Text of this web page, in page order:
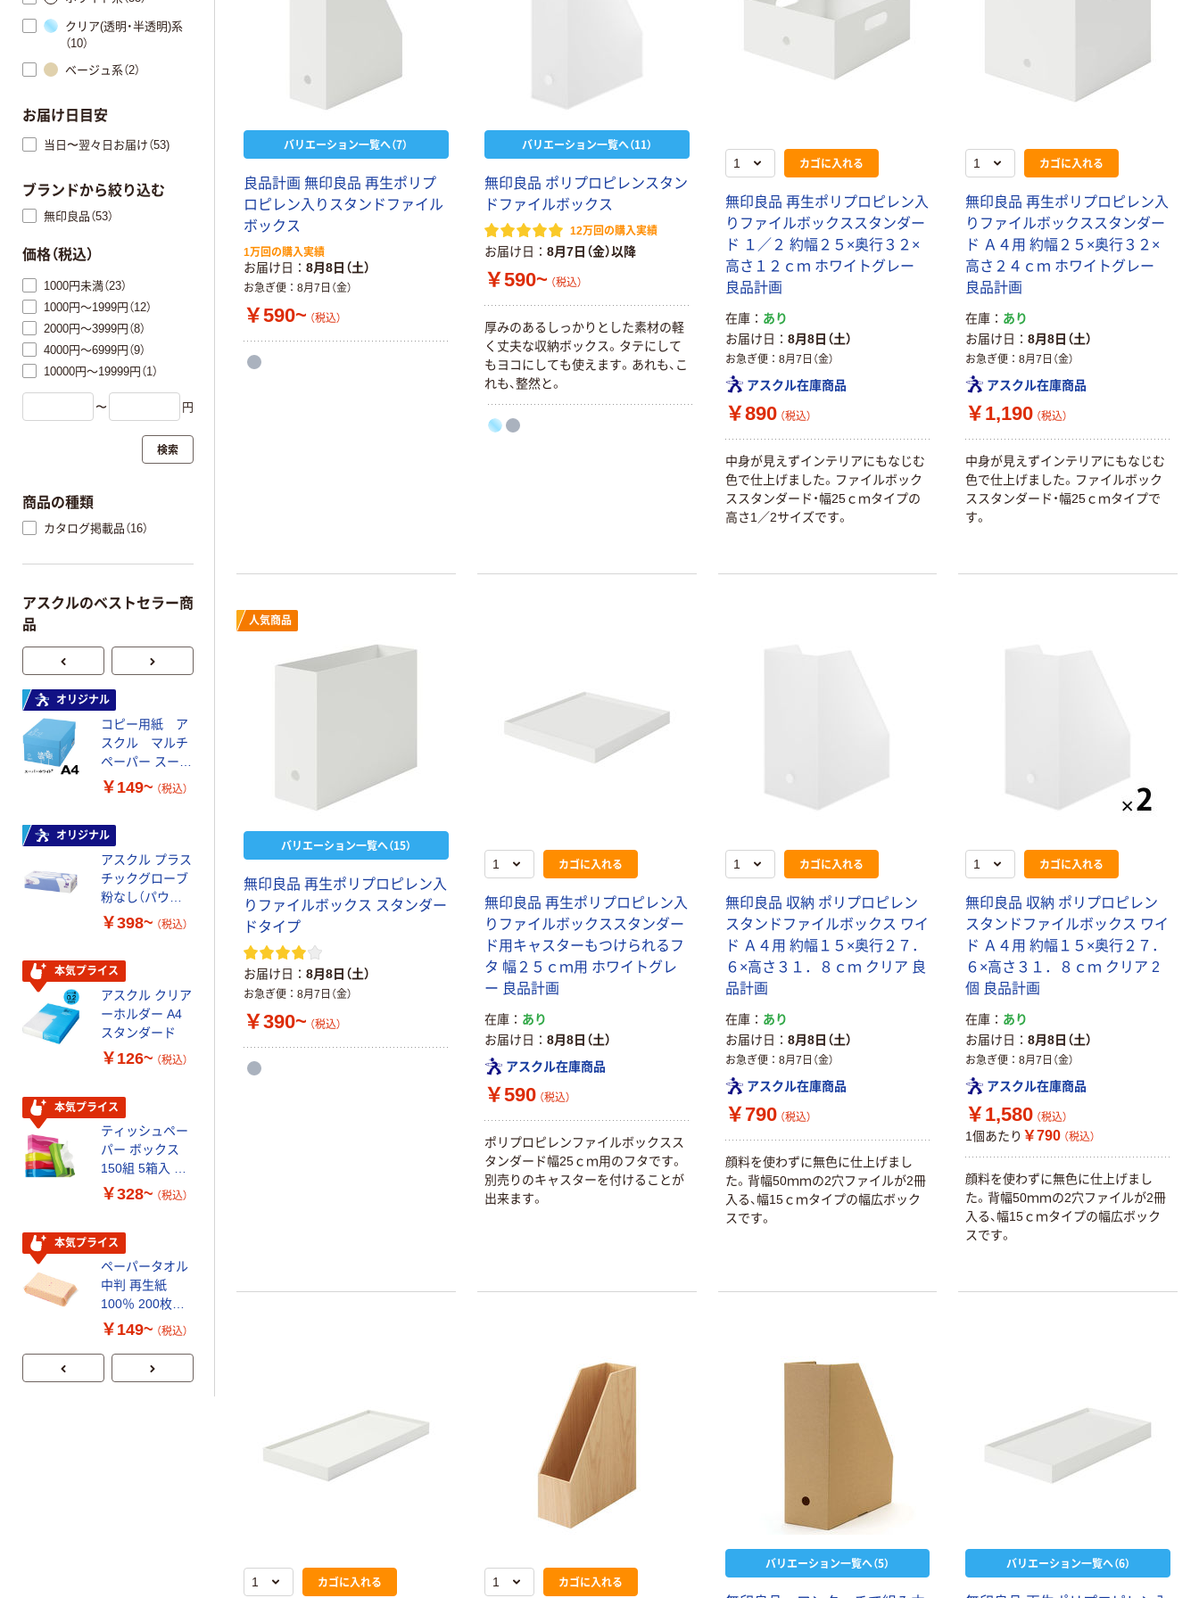
バリエーション一覧へ（7）
良品計画 無印良品 再生ポリプ
ロピレン入りスタンドファイル
ボックス
1万回の購入実績
お届け日 8月8日（土）
お急ぎ便 8月7日（金）
￥590~ （税込）
バリエーション一覧へ（11）
無印良品 ポリプロピレンスタン
ドファイルボックス
12万回の購入実績
お届け日 8月7日（金）以降
￥590~ （税込）
厚みのあるしっかりとした素材の軽
く丈夫な収納ボックス。タテにして
もヨコにしても使えます。あれも、こ
れも、整然と。
カゴに入れる
無印良品 再生ポリプロピレン入
りファイルボックススタンダー
ド １／２ 約幅２５×奥行３２×
高さ１２ｃｍ ホワイトグレー
良品計画
在庫
あり
お届け日
8月8日（土）
お急ぎ便 8月7日（金）
アスクル在庫商品
￥890 （税込）
中身が見えずインテリアにもなじむ
色で仕上げました。ファイルボック
ススタンダード・幅25ｃｍタイプの
高さ1／2サイズです。
カゴに入れる
無印良品 再生ポリプロピレン入
りファイルボックススタンダー
ド Ａ４用 約幅２５×奥行３２×
高さ２４ｃｍ ホワイトグレー
良品計画
在庫
あり
お届け日
8月8日（土）
お急ぎ便 8月7日（金）
アスクル在庫商品
￥1,190 （税込）
中身が見えずインテリアにもなじむ
色で仕上げました。ファイルボック
ススタンダード・幅25ｃｍタイプで
す。
人気商品
バリエーション一覧へ（15）
無印良品 再生ポリプロピレン入
りファイルボックス スタンダー
ドタイプ
お届け日 8月8日（土）
お急ぎ便 8月7日（金）
￥390~ （税込）
カゴに入れる
無印良品 再生ポリプロピレン入
りファイルボックススタンダー
ド用キャスターもつけられるフ
タ 幅２５ｃｍ用 ホワイトグレ
ー 良品計画
在庫
あり
お届け日
8月8日（土）
アスクル在庫商品
￥590 （税込）
ポリプロピレンファイルボックスス
タンダード幅25ｃｍ用のフタです。
別売りのキャスターを付けることが
出来ます。
カゴに入れる
無印良品 収納 ポリプロピレン
スタンドファイルボックス ワイ
ド Ａ４用 約幅１５×奥行２７．
６×高さ３１．８ｃｍ クリア 良
品計画
在庫
あり
お届け日
8月8日（土）
お急ぎ便 8月7日（金）
アスクル在庫商品
￥790 （税込）
顔料を使わずに無色に仕上げまし
た。背幅50ｍｍの2穴ファイルが2冊
入る、幅15ｃｍタイプの幅広ボック
スです。
カゴに入れる
無印良品 収納 ポリプロピレン
スタンドファイルボックス ワイ
ド Ａ４用 約幅１５×奥行２７．
６×高さ３１．８ｃｍ クリア 2
個 良品計画
在庫
あり
お届け日
8月8日（土）
お急ぎ便 8月7日（金）
アスクル在庫商品
￥1,580 （税込）
1個あたり ￥790 （税込）
顔料を使わずに無色に仕上げまし
た。背幅50ｍｍの2穴ファイルが2冊
入る、幅15ｃｍタイプの幅広ボック
スです。
カゴに入れる カゴに入れる
バリエーション一覧へ（5） バリエーション一覧へ（6）
クリア(透明・半透明)系
（10）
ベージュ系（2）
お届け日目安
当日〜翌々日お届け（53)
ブランドから絞り込む
無印良品（53）
価格（税込）
1000円未満（23）
1000円～1999円（12）
2000円～3999円（8）
4000円～6999円（9）
10000円～19999円（1）
〜 円
検索
商品の種類
カタログ掲載品（16）
アスクルのベストセラー商
品
オリジナル
コピー用紙 ア
スクル マルチ
ペーパー スーパ
ーホワイト+
￥149~ （税込）
オリジナル
アスクル プラス
チックグローブ
粉なし（パウダ
ーフリー）
￥398~ （税込）
本気プライス
アスクル クリア
ーホルダー A4
スタンダード
￥126~ （税込）
本気プライス
ティッシュペー
パー ボックス
150組 5箱入 ア
スクル スマート
証
￥328~ （税込）
本気プライス
ペーパータオル
中判 再生紙
100％ 200枚
FSC認証 シング
企画 オリジナル
￥149~ （税込）
ミー+
（税込）
トイレットペー
パー ダブル60
ｍ 再生紙
100% 6ロール
リサイクル100
芯あり FSC認
証
￥460~
本気プライス
アスクル 耳にや
さしい やわらか
いマスク
蛍光オプテック
ス1(アスクル限
本気プライス
嬬恋銘水 ナチュ
ラルミネラルウ
ォーター 500ml
キャップシール
付き／2Lラベル
レス 10本
￥1,037~
（税込）
オリジナル
G バルクタイプ
指定医薬部外品
￥140~ （税込）
サントリー 天然
水 ミネラルウォ
ーター ペットボ
トル
￥686~
ペーパータオル
小判・シングル
再生紙 200枚
FSC認証紙 アス
クルオリジナル
￥143~ （税込）
本気プライス
ティッシュペー
パー ボックス
モカ 200組 5個
アスクル オリジ
PEFC認証
￥428~ （税込）
ファーストレイ
ト ニトリルグ
ローブ ブル
ー 粉なし（パ
ウダーフリー）
￥698~ （税込）
共同企画 トイ
￥330~
スクル 現場のチ
カラ 厚さ
0.22mm 布テー
プ
￥145~
ーホワイト+
￥149~ （税込）
アスクル プラス
チックグローブ
粉なし（パウダ
ーフリー）
￥398~ （税込）
本気プライス
スタンダード
￥126~
本気プライス
ティッシュペー
スクル スマート
コンパクト ビ
ビッド PEFC認
￥328~ （税込）